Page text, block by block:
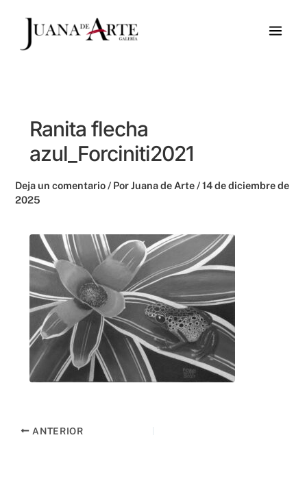
Ranita flecha
azul_Forciniti2021
Deja un comentario / PorJuana de Arte/14 de diciembre de
2025
ANTERIOR